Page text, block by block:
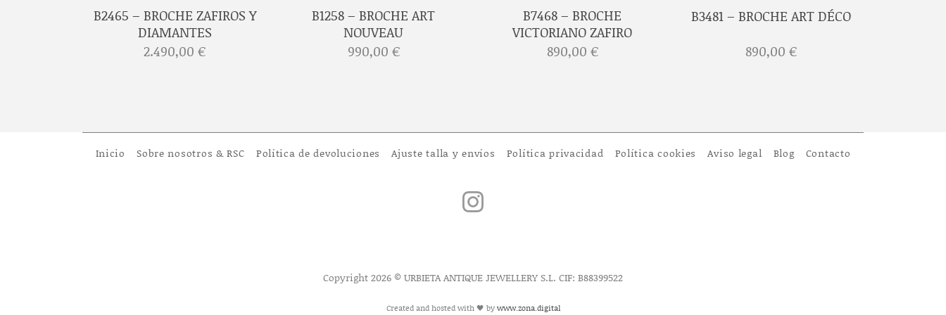
B2465 – BROCHE ZAFIROS Y
DIAMANTES
2.490,00€
B1258 – BROCHE ART
NOUVEAU
990,00 €
B7468 – BROCHE
VICTORIANO ZAFIRO
890,00 €
B3481 – BROCHE ART DÉCO
890,00€
Inicio Sobre nosotros & RSC Política de devoluciones Ajuste talla y envíos Política privacidad Política cookies Aviso legal Blog Contacto
Copyright 2026 © URBIETA ANTIQUE JEWELLERY S.L. CIF: B88399522
Created and hosted with 🖤 bywww.zona.digital